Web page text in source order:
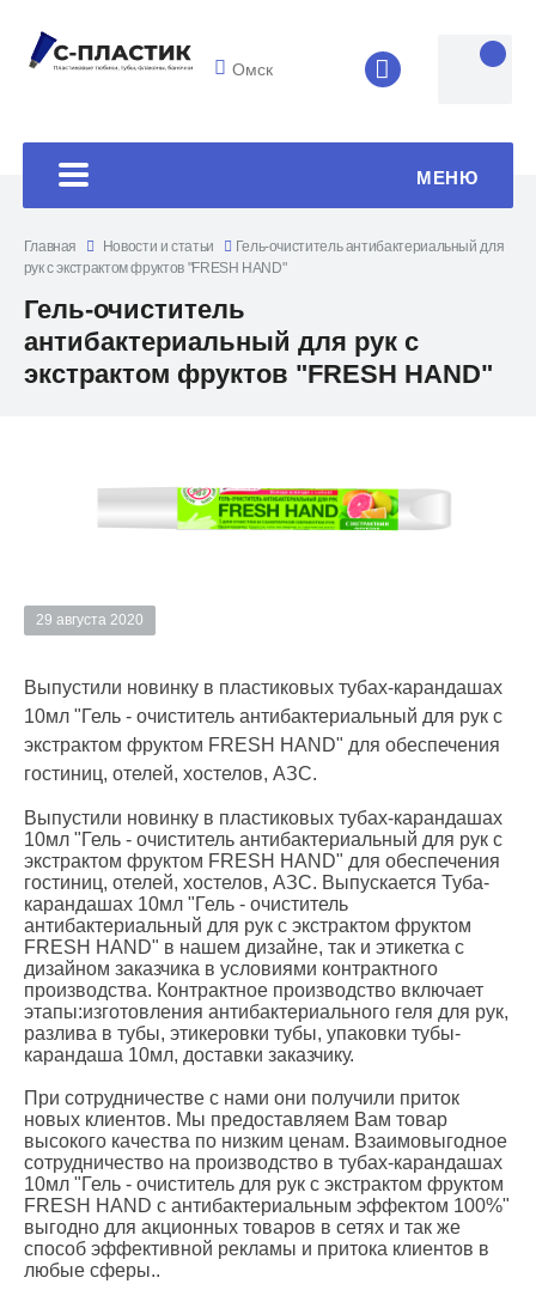
Омск 8 (4852) 33-
МЕНЮ
Главная Новости и статьи
Гель-очиститель антибактериальный для
рук с экстрактом фруктов "FRESH HAND"
Гель-очиститель
антибактериальный для рук с
экстрактом фруктов "FRESH HAND"
29 августа 2020
Выпустили новинку в пластиковых тубах-карандашах
10мл "Гель - очиститель антибактериальный для рук c
экстрактом фруктом FRESH HAND" для обеспечения
гостиниц, отелей, хостелов, АЗС.
Выпустили новинку в пластиковых тубах-карандашах
10мл "Гель - очиститель антибактериальный для рук c
экстрактом фруктом FRESH HAND" для обеспечения
гостиниц, отелей, хостелов, АЗС. Выпускается Туба-
карандашах 10мл "Гель - очиститель
антибактериальный для рук c экстрактом фруктом
FRESH HAND" в нашем дизайне, так и этикетка с
дизайном заказчика в условиями контрактного
производства. Контрактное производство включает
этапы:изготовления антибактериального геля для рук,
разлива в тубы, этикеровки тубы, упаковки тубы-
карандаша 10мл, доставки заказчику.
При сотрудничестве с нами они получили приток
новых клиентов. Мы предоставляем Вам товар
высокого качества по низким ценам. Взаимовыгодное
сотрудничество на производство в тубах-карандашах
10мл "Гель - очиститель для рук c экстрактом фруктом
FRESH HAND с антибактериальным эффектом 100%"
выгодно для акционных товаров в сетях и так же
способ эффективной рекламы и притока клиентов в
любые сферы..